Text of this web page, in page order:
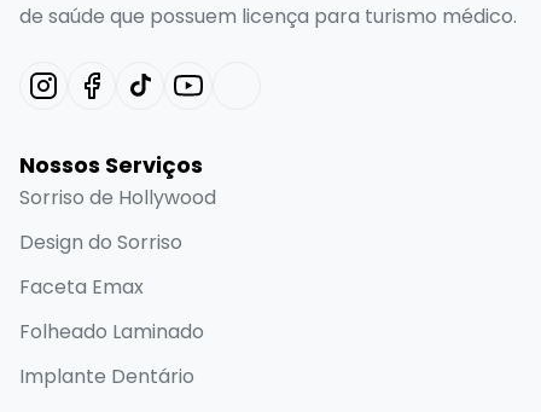
de saúde que possuem licença para turismo médico.
Nossos Serviços
Sorriso de Hollywood
Design do Sorriso
Faceta Emax
Folheado Laminado
Implante Dentário